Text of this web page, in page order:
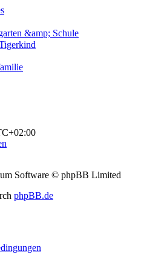
&amp; Schule
Software © phpBB Limited
phpBB.de